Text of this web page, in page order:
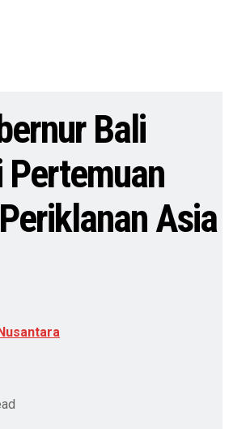
Bali
Asia